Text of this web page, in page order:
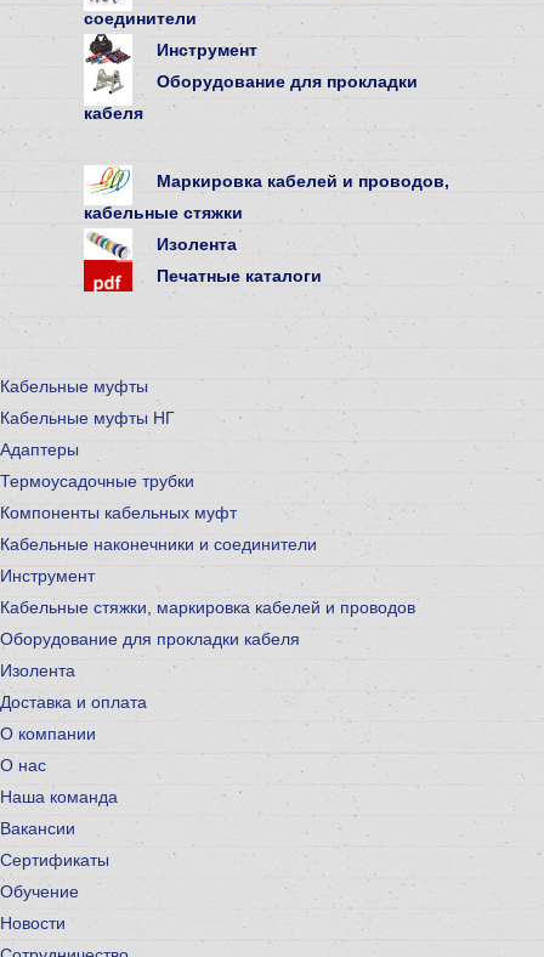
соединители
Инструмент
Оборудование для прокладки
кабеля
Маркировка кабелей и проводов,
кабельные стяжки
Изолента
Печатные каталоги
Кабельные муфты
Кабельные муфты НГ
Адаптеры
Термоусадочные трубки
Компоненты кабельных муфт
Кабельные наконечники и соединители
Инструмент
Кабельные стяжки, маркировка кабелей и проводов
Оборудование для прокладки кабеля
Изолента
Доставка и оплата
О компании
О нас
Наша команда
Вакансии
Сертификаты
Обучение
Новости